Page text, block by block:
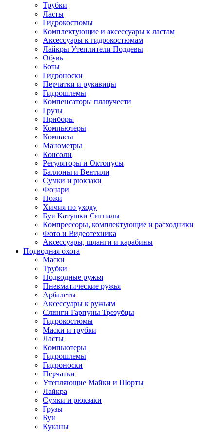
Трубки
Ласты
Гидрокостюмы
Комплектующие и аксессуары к ластам
Аксессуары к гидрокостюмам
Лайкры Утеплители Поддевы
Обувь
Боты
Гидроноски
Перчатки и рукавицы
Гидрошлемы
Компенсаторы плавучести
Грузы
Приборы
Компьютеры
Компасы
Манометры
Консоли
Регуляторы и Октопусы
Баллоны и Вентили
Сумки и рюкзаки
Фонари
Ножи
Химия по уходу
Буи Катушки Сигналы
Компрессоры, комплектующие и расходники
Фото и Видеотехника
Аксессуары, шланги и карабины
Подводная охота
Маски
Трубки
Подводные ружья
Пневматические ружья
Арбалеты
Аксессуары к ружьям
Слинги Гарпуны Трезубцы
Гидрокостюмы
Маски и трубки
Ласты
Компьютеры
Гидрошлемы
Гидроноски
Перчатки
Утепляющие Майки и Шорты
Лайкра
Сумки и рюкзаки
Грузы
Буи
Куканы